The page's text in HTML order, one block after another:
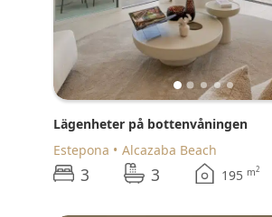
Lägenheter på bottenvåningen
Estepona
Alcazaba Beach
3 3 195 m2